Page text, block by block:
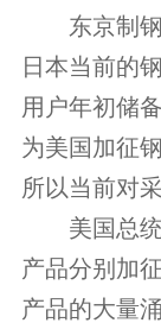
东京制钢
日本当前的
用户年初储
为美国加征
所以当前对
美国总统
产品分别加
产品的大量